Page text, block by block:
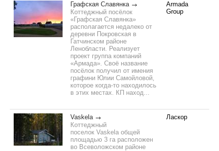
Графская Славянка
Коттеджный посёлок
«Графская Славянка»
располагается недалеко от
деревни Покровская в
Гатчинском районе
Ленобласти. Реализует
проект группа компаний
«Армада». Своё название
посёлок получил от имения
графини Юлии Самойловой,
которое когда-то находилось
в этих местах. КП наход...
Armada
Group
Vaskela
Коттеджный
поселок Vaskela общей
площадью 3 га расположен
во Всеволожском районе
Ласкор